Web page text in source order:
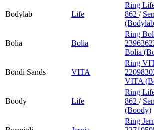
Bodylab Life
Ring
862 /
Bolia Bolia
Ring
Bolia
Bondi Sands VITA
Ring
VITA
Boody Life
Ring
862 /
(Boody)
Ring